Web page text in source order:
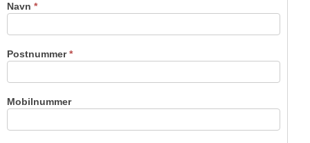
Navn *
Postnummer*
Mobilnummer